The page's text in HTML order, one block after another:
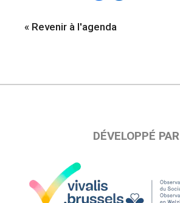
« Revenir à l'agenda
DÉVELOPPÉ PAR